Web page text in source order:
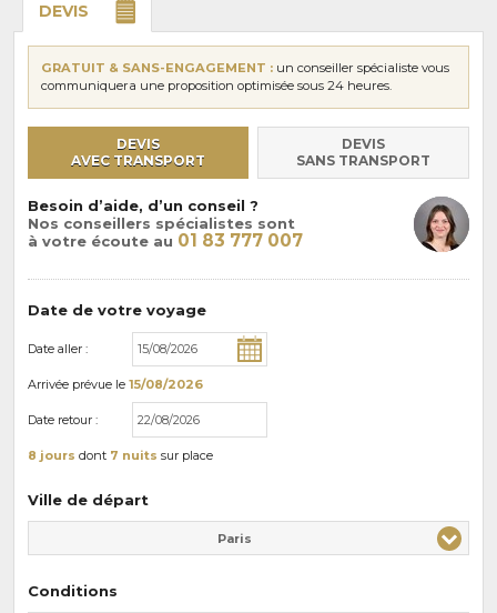
DEVIS
GRATUIT & SANS-ENGAGEMENT : un conseiller spécialiste vous
communiquera une proposition optimisée sous 24 heures.
DEVIS
AVEC TRANSPORT
DEVIS
SANS TRANSPORT
Besoin d’aide, d’un conseil ?
Nos conseillers spécialistes sont
à votre écoute au 01 83 777 007
Date de votre voyage
Date aller :
Arrivée prévue le 15/08/2026
Date retour :
8 jours dont 7 nuits sur place
Ville de départ
Paris
Conditions